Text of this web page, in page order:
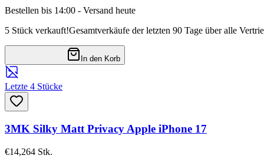
Bestellen bis 14:00 - Versand heute
5 Stück verkauft!Gesamtverkäufe der letzten 90 Tage über alle
In den Korb
Letzte 4 Stücke
3MK Silky Matt Privacy Apple iPhone 17
€14,264 Stk.